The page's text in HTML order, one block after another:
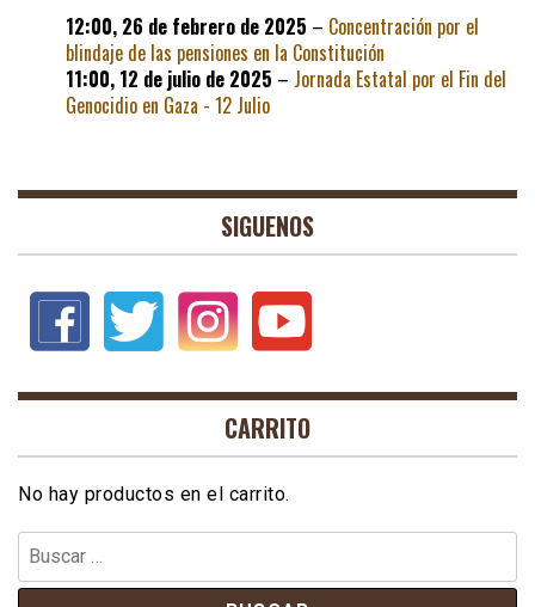
12:00, 26 de febrero de 2025 – Concentración por el
blindaje de las pensiones en la Constitución
11:00, 12 de julio de 2025 – Jornada Estatal por el Fin del
Genocidio en Gaza - 12 Julio
SIGUENOS
CARRITO
No hay productos en el carrito.
Buscar: